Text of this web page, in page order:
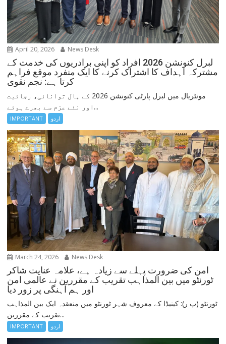
April 20, 2026 News Desk
لبرل کنونشن 2026 افراد کو اپنی برادریوں کی خدمت کے
مشترکہ اہداف کا اشتراک کرنے کا ایک منفرد موقع فراہم
کرتا ہے: نجم نقوی
مونٹریال میں لبرل پارٹی کنونشن 2026 کے ہال توانائی، رجائیت
اور نئے عزم سے بھرے ہوئے...
IMPORTANT اردو
March 24, 2026 News Desk
امن کی ضرورت پہلے سے زیادہ ہے، علامہ عنایت شاکر
ٹورنٹو میں بین المذاہب تقریب کے مقررین نے عالمی امن
اور ہم آہنگی پر زور دیا
ٹورنٹو (پ ر): کینیڈا کے معروف شہر ٹورنٹو میں منعقدہ ایک بین المذاہب
تقریب کے مقررین...
IMPORTANT اردو